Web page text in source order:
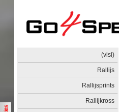
(visi)
Rallijs
Rallijsprints
Rallijkross